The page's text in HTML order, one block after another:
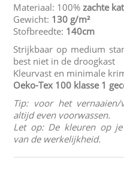
Materiaal: 100%zachte
Gewicht: 130 g/m²
Stofbreedte: 140cm
Strijkbaar op medium
best niet in de droogkast
Kleurvast en minimale
Oeko-Tex 100 klasse 1
Tip: voor het
altijd even voorwassen.
Let op: De kleuren op
van de werkelijkheid.